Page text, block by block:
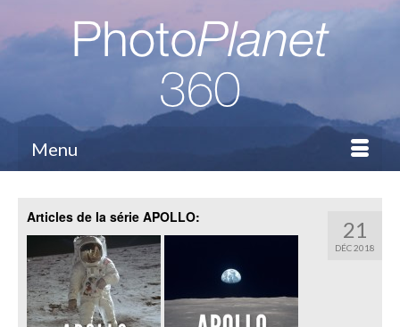
Menu
21
DÉC 2018
Articles de la série APOLLO: